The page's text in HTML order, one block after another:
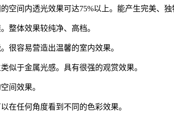
空间内透光效果可达75%以上。能产生完美、独
整体效果较纯净、高档。
很容易营造出温馨的室内效果。
似于金属光感。具有很强的观赏效果。
间效果。
在任何角度看到不同的色彩效果。